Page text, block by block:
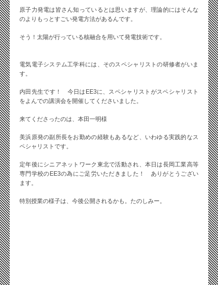
原子力発電は皆さん知っているとは思いますが、理論的にはそんな
のよりもっとすごい発電方法があるんです。
そう！太陽が行っている核融合を用いて発電技術です。
電気電子システム工学科には、そのスペシャリストの研修者がいま
す。
内田先生です！ 今日はEE3に、スペシャリストがスペシャリスト
をよんでの講演会を開催してくださいました。
来てくださったのは、本田一明様
美浜原発の副所長をお勤めの経験もあるなど、いわゆる実践的なス
ペシャリストです。
定年後にシニアネットワーク東北で活動され、本日は長岡工業高等
専門学校のEE3の為にご足労いただきました！ ありがとうござい
ます。
特別授業の様子は、今後公開されるかも。たのしみー。